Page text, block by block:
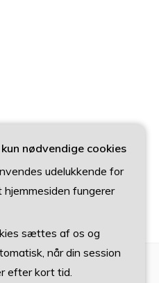
nødvendige cookies
udelukkende for
hjemmesiden fungerer
sættes af os og
når din session
efter kort tid.